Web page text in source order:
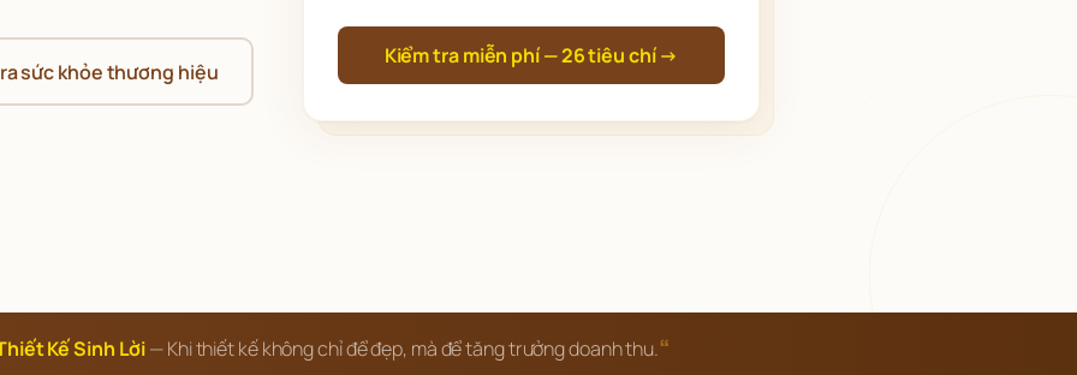
sức khỏe thương hiệu
Kiểm tra miễn phí — 26 tiêu chí →
Kế Sinh Lời— Khi thiết kế không chỉ để đẹp, mà để tăng trưởng doanh thu.“